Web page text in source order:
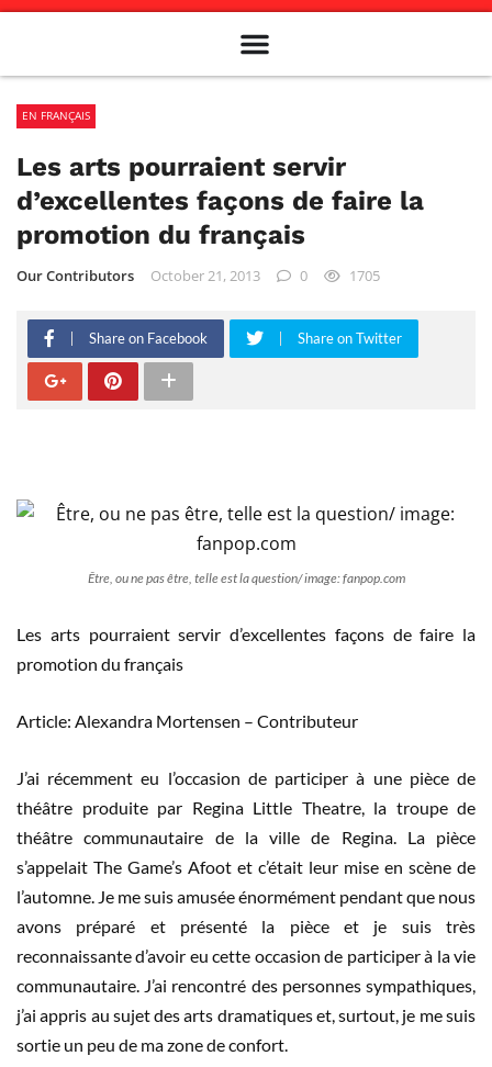
EN FRANÇAIS
Les arts pourraient servir
d’excellentes façons de faire la
promotion du français
Our Contributors October 21, 2013 0 1705
Share on Facebook Share on Twitter
Être, ou ne pas être, telle est la question/ image: fanpop.com
Les arts pourraient servir d’excellentes façons de faire la
promotion du français
Article: Alexandra Mortensen – Contributeur
J’ai récemment eu l’occasion de participer à une pièce de
théâtre produite par Regina Little Theatre, la troupe de
théâtre communautaire de la ville de Regina. La pièce
s’appelait The Game’s Afoot et c’était leur mise en scène de
l’automne. Je me suis amusée énormément pendant que nous
avons préparé et présenté la pièce et je suis très
reconnaissante d’avoir eu cette occasion de participer à la vie
communautaire. J’ai rencontré des personnes sympathiques,
j’ai appris au sujet des arts dramatiques et, surtout, je me suis
sortie un peu de ma zone de confort.